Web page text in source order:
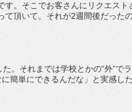
す。そこでお客さんにリクエスト
頂いて。それが2週間後だった
。それまでは学校とかの“外”で
簡単にできるんだな」と実感した